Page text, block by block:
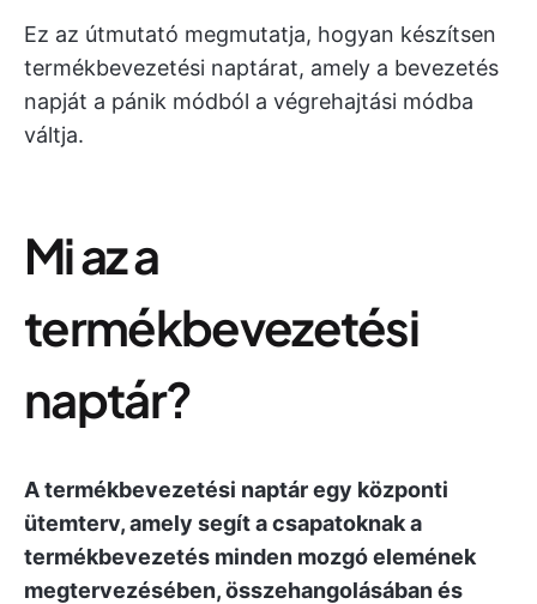
Ez az útmutató megmutatja, hogyan készítsen
termékbevezetési naptárat, amely a bevezetés
napját a pánik módból a végrehajtási módba
váltja.
Mi az a
termékbevezetési
naptár?
A termékbevezetési naptár egy központi
ütemterv, amely segít a csapatoknak a
termékbevezetés minden mozgó elemének
megtervezésében, összehangolásában és